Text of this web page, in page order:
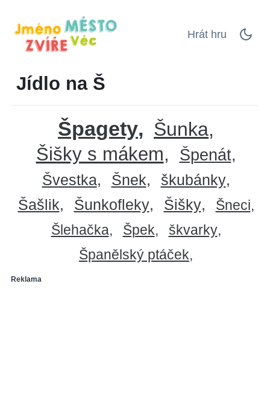
Hrát hru
Jídlo na Š
Špagety Šunka
Šišky s mákem Špenát
Švestka Šnek
škubánky
Šašlik
Šunkofleky Šišky
Šneci
Šlehačka
Špek
škvarky
Španělský ptáček
Reklama